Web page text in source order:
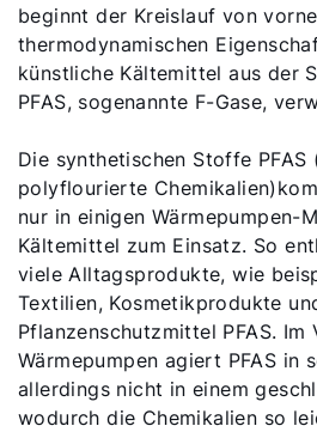
beginnt der Kreislauf von
thermodynamischen
künstliche Kältemittel aus der
PFAS, sogenannte F-Gase,
Die synthetischen Stoffe PFAS
polyflourierte Chemikalien)
nur in einigen Wärmepumpen-
Kältemittel zum Einsatz. So
viele Alltagsprodukte, wie
Textilien, Kosmetikprodukte
Pflanzenschutzmittel PFAS. Im
Wärmepumpen agiert PFAS in
allerdings nicht in einem
wodurch die Chemikalien so